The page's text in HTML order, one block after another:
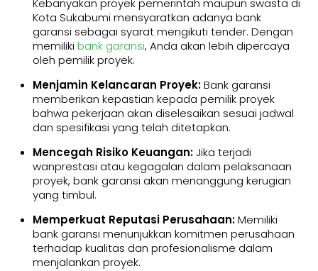
Kebanyakan proyek pemerintah maupun swasta di
Kota Sukabumi mensyaratkan adanya bank
garansi sebagai syarat mengikuti tender. Dengan
memilikibank garansi, Anda akan lebih dipercaya
oleh pemilik proyek.
Menjamin Kelancaran Proyek:Bank garansi
memberikan kepastian kepada pemilik proyek
bahwa pekerjaan akan diselesaikan sesuai jadwal
dan spesifikasi yang telah ditetapkan.
Mencegah Risiko Keuangan: Jika terjadi
wanprestasi atau kegagalan dalam pelaksanaan
proyek, bank garansi akan menanggung kerugian
yang timbul.
Memperkuat Reputasi Perusahaan:Memiliki
bank garansi menunjukkan komitmen perusahaan
terhadap kualitas dan profesionalisme dalam
menjalankan proyek.